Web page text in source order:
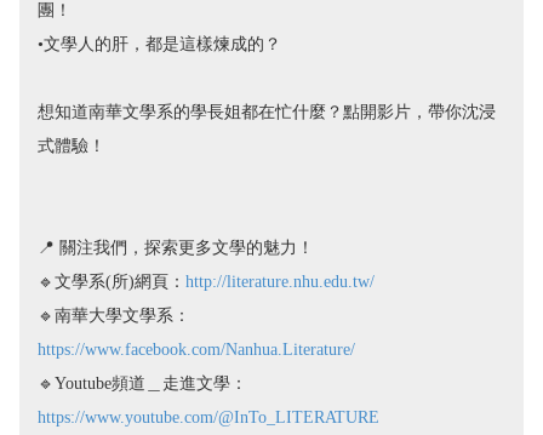
團！
•文學人的肝，都是這樣煉成的？
想知道南華文學系的學長姐都在忙什麼？點開影片，帶你沈浸
式體驗！
📍 關注我們，探索更多文學的魅力！
🔹文學系(所)網頁： http://literature.nhu.edu.tw/
🔹南華大學文學系：
https://www.facebook.com/Nanhua.Literature/
🔹Youtube頻道＿走進文學：
https://www.youtube.com/@InTo_LITERATURE